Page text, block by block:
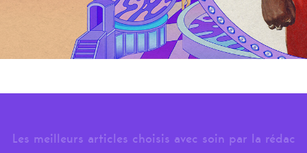
Les meilleurs articles choisis avec soin par la rédac